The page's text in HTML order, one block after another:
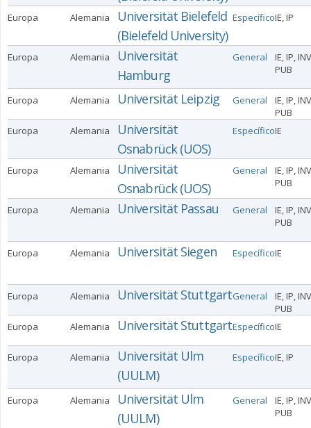
Europa Alemania
Universität Bielefeld
(Bielefeld University)
EspecíficoIE, IP
Europa Alemania
Universität
Hamburg
General
IE, IP,
PUB
Europa Alemania Universität Leipzig General
IE, IP,
PUB
Europa
Alemania
Universität
Osnabrück (UOS)
EspecíficoIE
Europa Alemania
Universität
Osnabrück (UOS)
General
IE, IP,
PUB
Europa Alemania Universität Passau General
IE, IP,
PUB
Europa Alemania Universität Siegen EspecíficoIE
Europa Alemania Universität StuttgartGeneral
IE, IP,
PUB
Europa
Alemania Universität StuttgartEspecíficoIE
Europa Alemania
Universität Ulm
(UULM)
EspecíficoIE, IP
Europa Alemania
Universität Ulm
(UULM)
General
IE, IP,
PUB